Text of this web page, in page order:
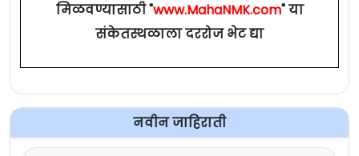
मिळवण्यासाठी "www.MahaNMK.com" या
संकेतस्थळाला दररोज भेट द्या
नवीन जाहिराती